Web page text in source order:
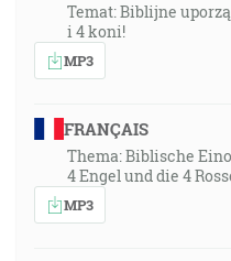
Temat: Biblijne
i 4 koni!
MP3
FRANÇAIS
Thema: Biblische
4 Engel und die 4
MP3